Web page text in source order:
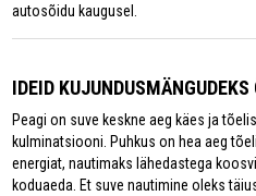
autosõidu kaugusel.
IDEID KUJUNDUSMÄNGUDEKS
Peagi on suve keskne aeg käes ja
kulminatsiooni. Puhkus on hea aeg
energiat, nautimaks lähedastega
koduaeda. Et suve nautimine oleks